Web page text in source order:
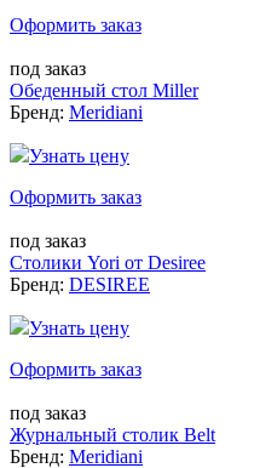
Оформить заказ
под заказ
Обеденный стол Miller
Бренд: Meridiani
Узнать цену
Оформить заказ
под заказ
Столики Yori от Desiree
Бренд: DESIREE
Узнать цену
Оформить заказ
под заказ
Журнальный столик Belt
Бренд: Meridiani